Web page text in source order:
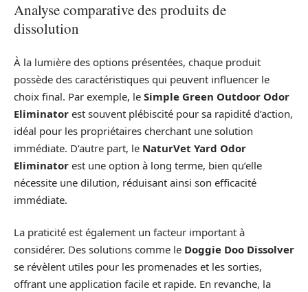
Analyse comparative des produits de
dissolution
À la lumière des options présentées, chaque produit
possède des caractéristiques qui peuvent influencer le
choix final. Par exemple, le Simple Green Outdoor Odor
Eliminator est souvent plébiscité pour sa rapidité d’action,
idéal pour les propriétaires cherchant une solution
immédiate. D’autre part, le NaturVet Yard Odor
Eliminator est une option à long terme, bien qu’elle
nécessite une dilution, réduisant ainsi son efficacité
immédiate.
La praticité est également un facteur important à
considérer. Des solutions comme le Doggie Doo Dissolver
se révèlent utiles pour les promenades et les sorties,
offrant une application facile et rapide. En revanche, la